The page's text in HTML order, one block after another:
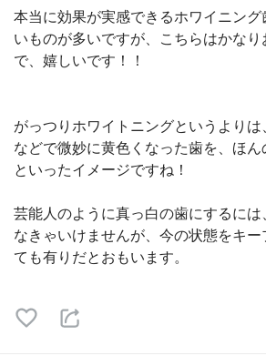
本当に効果が実感できるホワイニン
いものが多いですが、こちらはかな
で、嬉しいです！！
がっつりホワイトニングというより
などで微妙に黄色くなった歯を、ほん
といったイメージですね！
芸能人のように真っ白の歯にするに
なきゃいけませんが、今の状態をキー
ても有りだとおもいます。